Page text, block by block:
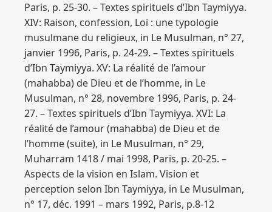
Paris, p. 25-30. – Textes spirituels d’Ibn Taymiyya.
XIV: Raison, confession, Loi : une typologie
musulmane du religieux, in Le Musulman, n° 27,
janvier 1996, Paris, p. 24-29. – Textes spirituels
d’Ibn Taymiyya. XV: La réalité de l’amour
(mahabba) de Dieu et de l’homme, in Le
Musulman, n° 28, novembre 1996, Paris, p. 24-
27. – Textes spirituels d’Ibn Taymiyya. XVI: La
réalité de l’amour (mahabba) de Dieu et de
l’homme (suite), in Le Musulman, n° 29,
Muharram 1418 / mai 1998, Paris, p. 20-25. –
Aspects de la vision en Islam. Vision et
perception selon Ibn Taymiyya, in Le Musulman,
n° 17, déc. 1991 – mars 1992, Paris, p.8-12